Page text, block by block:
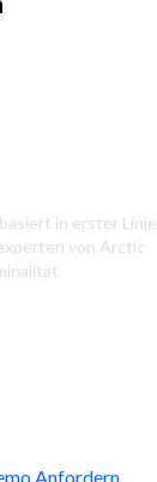
in erster Linie
von Arctic
Anfordern